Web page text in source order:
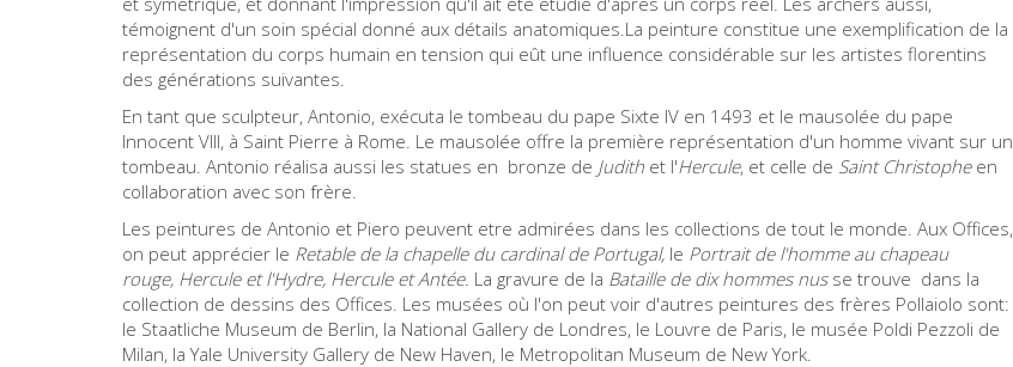
témoignent d'un soin spécial donné aux détails anatomiques.La peinture constitue une exemplification de la
représentation du corps humain en tension qui eût une influence considérable sur les artistes florentins
des générations suivantes.
En tant que sculpteur, Antonio, exécuta le tombeau du pape Sixte IV en 1493 et le mausolée du pape
Innocent VIII, à Saint Pierre à Rome. Le mausolée offre la première représentation d'un homme vivant sur un
tombeau. Antonio réalisa aussi les statues en bronze de Judith et l'Hercule, et celle de Saint Christophe en
collaboration avec son frère.
Les peintures de Antonio et Piero peuvent etre admirées dans les collections de tout le monde. Aux Offices,
on peut apprécier le Retable de la chapelle du cardinal de Portugal, le Portrait de l'homme au chapeau
rouge, Hercule et l'Hydre, Hercule et Antée. La gravure de la Bataille de dix hommes nusse trouve dans la
collection de dessins des Offices. Les musées où l'on peut voir d'autres peintures des frères Pollaiolo sont:
le Staatliche Museum de Berlin, la National Gallery de Londres, le Louvre de Paris, le musée Poldi Pezzoli de
Milan, la Yale University Gallery de New Haven, le Metropolitan Museum de New York.